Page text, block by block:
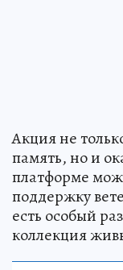
Акция не
память, но и
платформе
поддержку
есть особый
коллекция